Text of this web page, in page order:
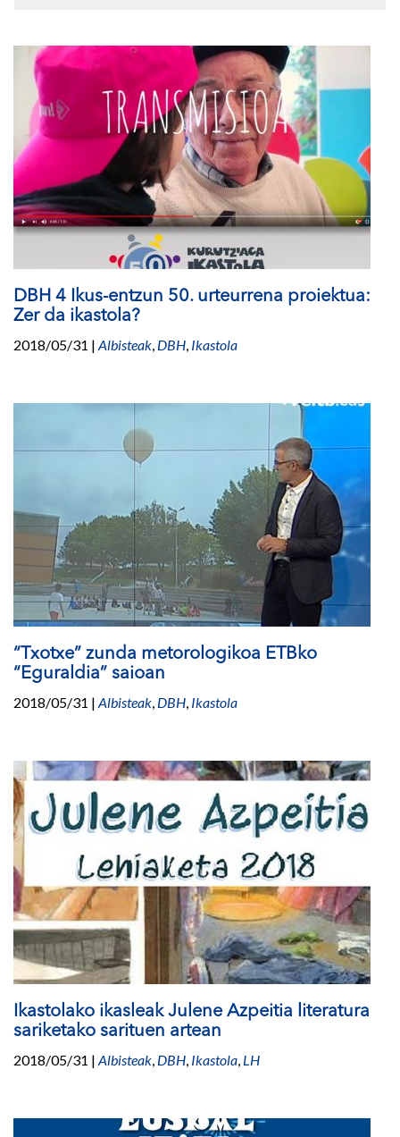
DBH 4 Ikus-entzun 50. urteurrena proiektua:
Zer da ikastola?
2018/05/31 | Albisteak, DBH, Ikastola
“Txotxe” zunda metorologikoa ETBko
“Eguraldia” saioan
2018/05/31 | Albisteak, DBH, Ikastola
Ikastolako ikasleak Julene Azpeitia literatura
sariketako sarituen artean
2018/05/31 | Albisteak, DBH, Ikastola, LH